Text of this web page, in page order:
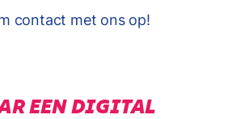
contact met ons op!
EEN DIGITAL